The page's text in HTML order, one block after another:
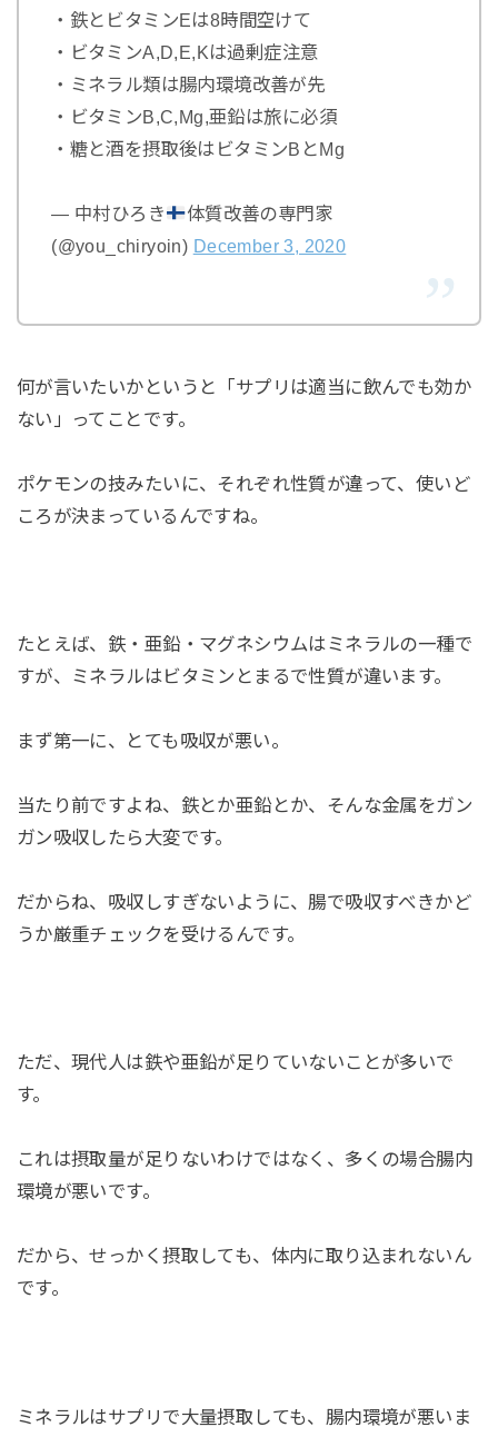
・鉄とビタミンEは8時間空けて
・ビタミンA,D,E,Kは過剰症注意
・ミネラル類は腸内環境改善が先
・ビタミンB,C,Mg,亜鉛は旅に必須
・糖と酒を摂取後はビタミンBとMg
— 中村ひろき
体質改善の専門家
(@you_chiryoin) December 3, 2020
何が言いたいかというと「サプリは適当に飲んでも効か
ない」ってことです。
ポケモンの技みたいに、それぞれ性質が違って、使いど
ころが決まっているんですね。
たとえば、鉄・亜鉛・マグネシウムはミネラルの一種で
すが、ミネラルはビタミンとまるで性質が違います。
まず第一に、とても吸収が悪い。
当たり前ですよね、鉄とか亜鉛とか、そんな金属をガン
ガン吸収したら大変です。
だからね、吸収しすぎないように、腸で吸収すべきかど
うか厳重チェックを受けるんです。
ただ、現代人は鉄や亜鉛が足りていないことが多いで
す。
これは摂取量が足りないわけではなく、多くの場合腸内
環境が悪いです。
だから、せっかく摂取しても、体内に取り込まれないん
です。
ミネラルはサプリで大量摂取しても、腸内環境が悪いま